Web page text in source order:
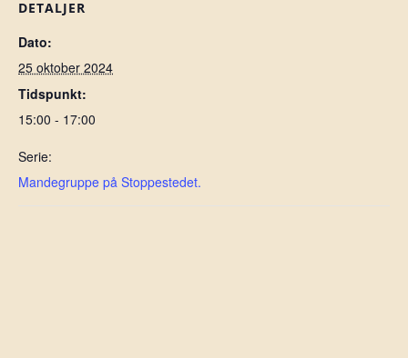
DETALJER
Dato:
25 oktober 2024
Tidspunkt:
15:00 - 17:00
Serie:
Mandegruppe på Stoppestedet.